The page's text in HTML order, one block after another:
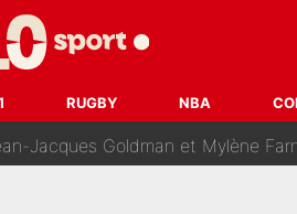
RUGBY NBA
sur CNews : «Et lui, il prend
Le PSG se lance encore dans un gros